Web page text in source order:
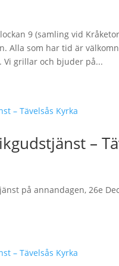
9 (samling vid
Alla som har tid är
grillar och bjuder på...
–
på annandagen, 26e